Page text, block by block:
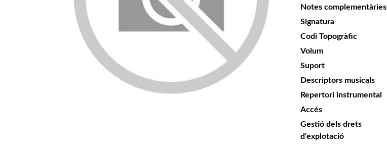
Notes complementàries
Signatura
Codi Topogràfic
Volum
Suport
Descriptors musicals
Repertori instrumental
Accés
Gestió dels drets
d'explotació